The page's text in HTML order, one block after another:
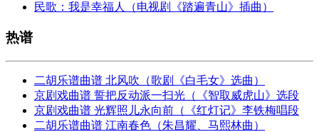
民歌：我是幸福人（电视剧《踏遍青山》插曲）
热谱
二胡乐谱曲谱 北风吹（歌剧《白毛女》选曲）
京剧戏曲谱 誓把反动派一扫光（《智取威虎山》选段
京剧戏曲谱 光辉照儿永向前（《红灯记》李铁梅唱段
二胡乐谱曲谱 江南春色（朱昌耀、马熙林曲）